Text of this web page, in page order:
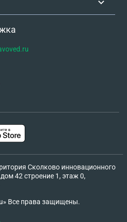
Сколково инновационного
42 строение 1, этаж 0,
Все права защищены.